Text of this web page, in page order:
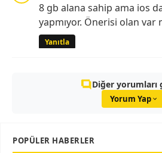
8 gb alana sahip ama ios
yapmıyor. Önerisi olan var
Yanıtla
Diğer yorumları
Yorum Yap
POPÜLER HABERLER